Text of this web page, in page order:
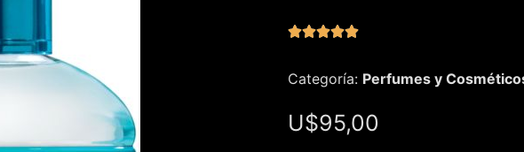

Categoría: Perfumes y
U$95,00